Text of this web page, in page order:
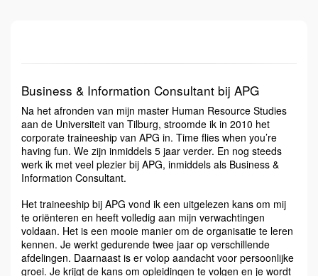
Business & Information Consultant bij APG
Na het afronden van mijn master Human Resource Studies
aan de Universiteit van Tilburg, stroomde ik in 2010 het
corporate traineeship van APG in. Time flies when you’re
having fun. We zijn inmiddels 5 jaar verder. En nog steeds
werk ik met veel plezier bij APG, inmiddels als Business &
Information Consultant.
Het traineeship bij APG vond ik een uitgelezen kans om mij
te oriënteren en heeft volledig aan mijn verwachtingen
voldaan. Het is een mooie manier om de organisatie te leren
kennen. Je werkt gedurende twee jaar op verschillende
afdelingen. Daarnaast is er volop aandacht voor persoonlijke
groei. Je krijgt de kans om opleidingen te volgen en je wordt